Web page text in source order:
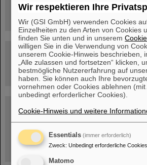
Rundflug über die FAIR-
Besichtigung von GSI/FAIR –
jetzt Termin buchen!
Wir respektieren Ihre
Wir (GSI GmbH) verwenden Cookies auf
Einzelheiten zu den Arten von Cookies
finden Sie unten und in unserem
willigen Sie in die Verwendung von
unserem Cookie-Hinweis beschrieben,
„Alle zulassen und fortsetzen“ klicken,
bestmögliche Nutzererfahrung auf
haben. Sie können auch Ihre
vornehmen oder Cookies ablehnen (mit
unbedingt erforderlicher Cookies).
Cookie-Hinweis und weitere
Essentials (immer erforderlich)
Zweck: Unbedingt erforderliche Cookies
Matomo